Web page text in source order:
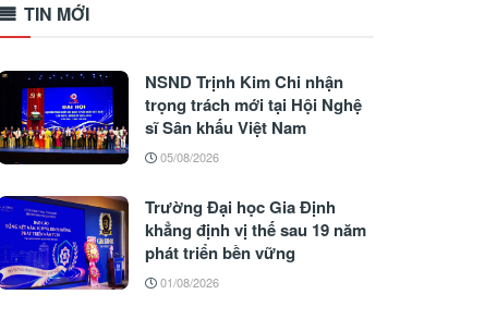
TIN MỚI
NSND Trịnh Kim Chi nhận
trọng trách mới tại Hội Nghệ
sĩ Sân khấu Việt Nam
05/08/2026
Trường Đại học Gia Định
khẳng định vị thế sau 19 năm
phát triển bền vững
01/08/2026